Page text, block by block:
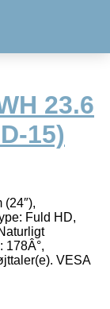
23.6
15)
Fuld HD,
178Â°,
VESA